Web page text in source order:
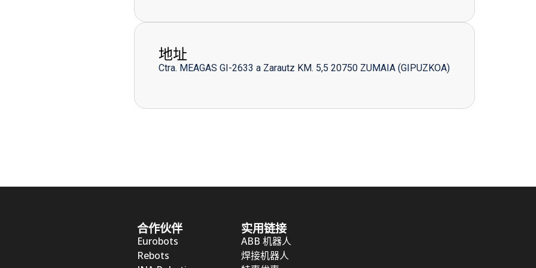
地址
Ctra. MEAGAS GI-2633 a Zarautz KM. 5,5 20750 ZUMAIA (GIPUZKOA)
合作伙伴
Eurobots
Rebots
实用链接
ABB 机器人
焊接机器人